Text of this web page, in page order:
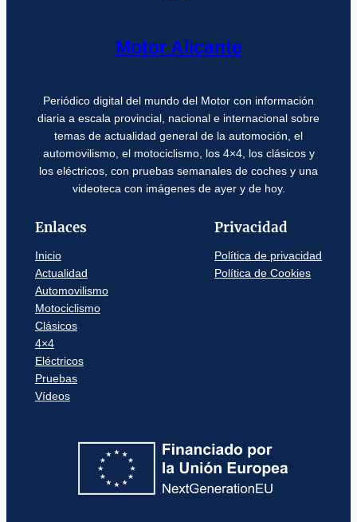
Motor Alicante
Periódico digital del mundo del Motor con información
diaria a escala provincial, nacional e internacional sobre
temas de actualidad general de la automoción, el
automovilismo, el motociclismo, los 4×4, los clásicos y
los eléctricos, con pruebas semanales de coches y una
videoteca con imágenes de ayer y de hoy.
Enlaces
Inicio
Actualidad
Automovilismo
Motociclismo
Clásicos
4×4
Eléctricos
Pruebas
Vídeos
Privacidad
Política de privacidad
Política de Cookies